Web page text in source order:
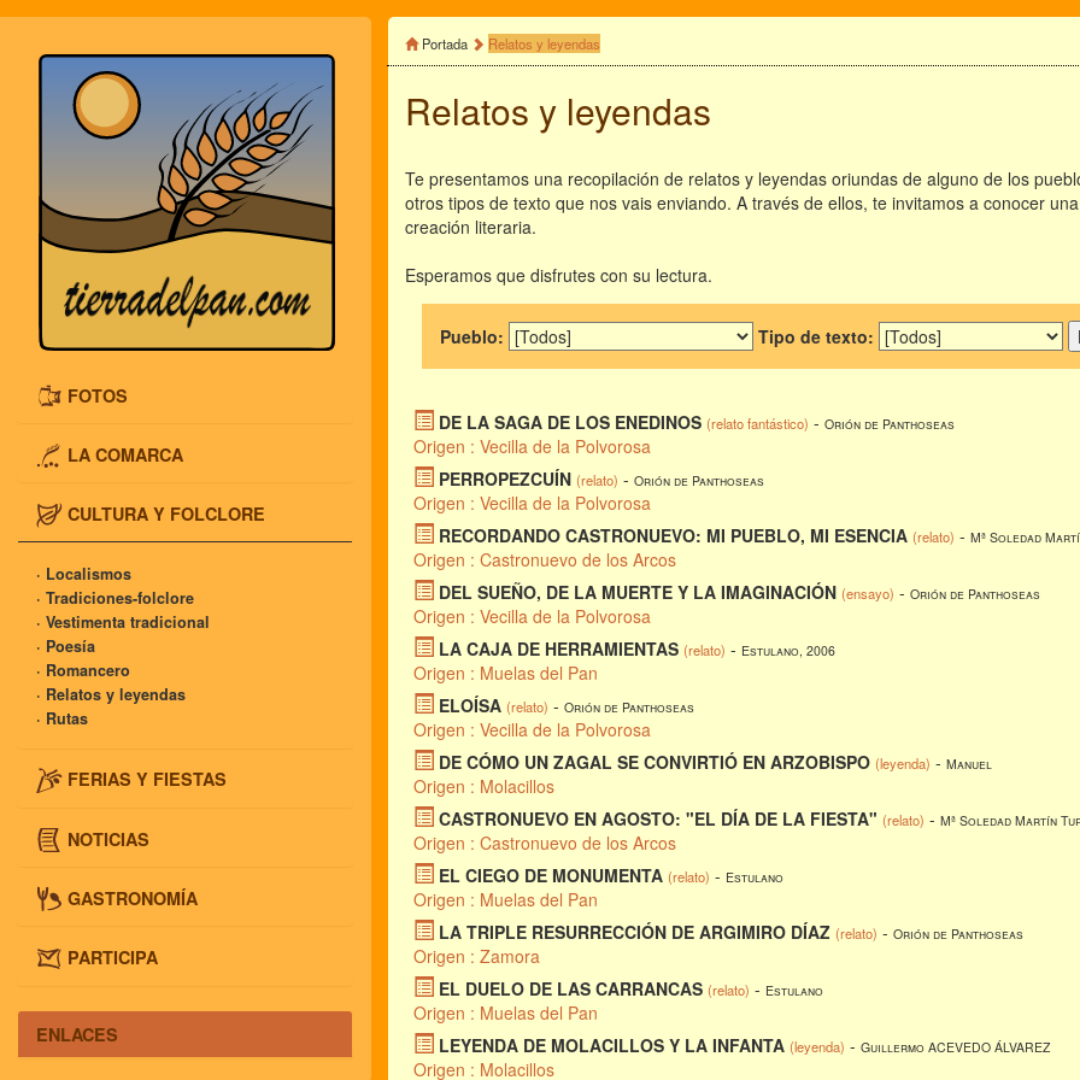
FOTOS
LA COMARCA
CULTURA Y FOLCLORE
· Localismos
· Tradiciones-folclore
· Vestimenta tradicional
· Poesía
· Romancero
· Relatos y leyendas
· Rutas
FERIAS Y FIESTAS
NOTICIAS
GASTRONOMÍA
PARTICIPA
ENLACES
Portada Relatos y leyendas
Relatos y leyendas
Te presentamos una recopilación de relatos y leyendas oriundas de alguno de los
otros tipos de texto que nos vais enviando. A través de ellos, te invitamos a conocer
creación literaria.
Esperamos que disfrutes con su lectura.
Pueblo: Tipo de texto:
DE LA SAGA DE LOS ENEDINOS (relato fantástico) - Orión de Panthoseas
Origen : Vecilla de la Polvorosa
PERROPEZCUÍN (relato) - Orión de Panthoseas
Origen : Vecilla de la Polvorosa
RECORDANDO CASTRONUEVO: MI PUEBLO, MI ESENCIA (relato) - Mª Soledad
Origen : Castronuevo de los Arcos
DEL SUEÑO, DE LA MUERTE Y LA IMAGINACIÓN (ensayo) - Orión de Panthoseas
Origen : Vecilla de la Polvorosa
LA CAJA DE HERRAMIENTAS (relato) - Estulano, 2006
Origen : Muelas del Pan
ELOÍSA (relato) - Orión de Panthoseas
Origen : Vecilla de la Polvorosa
DE CÓMO UN ZAGAL SE CONVIRTIÓ EN ARZOBISPO (leyenda) - Manuel
Origen : Molacillos
CASTRONUEVO EN AGOSTO: "EL DÍA DE LA FIESTA" (relato) - Mª Soledad Martín
Origen : Castronuevo de los Arcos
EL CIEGO DE MONUMENTA (relato) - Estulano
Origen : Muelas del Pan
LA TRIPLE RESURRECCIÓN DE ARGIMIRO DÍAZ (relato) - Orión de Panthoseas
Origen : Zamora
EL DUELO DE LAS CARRANCAS (relato) - Estulano
Origen : Muelas del Pan
LEYENDA DE MOLACILLOS Y LA INFANTA (leyenda) - Guillermo ACEVEDO ÁLVAREZ
Origen : Molacillos